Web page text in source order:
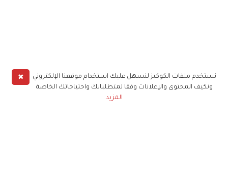
✖
نستخدم ملفات الكوكيز لنسهل عليك استخدام موقعنا الإلكتروني
ونكيف المحتوى والإعلانات وفقا لمتطلباتك واحتياجاتك الخاصة
المزيد